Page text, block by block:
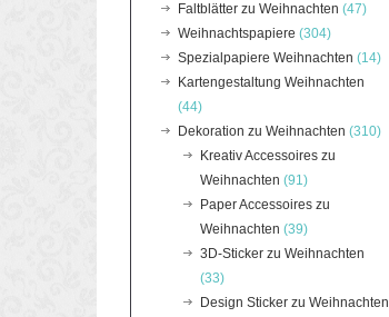
Faltblätter zu Weihnachten (47)
Weihnachtspapiere (304)
Spezialpapiere Weihnachten (14)
Kartengestaltung Weihnachten
(44)
Dekoration zu Weihnachten (310)
Kreativ Accessoires zu
Weihnachten (91)
Paper Accessoires zu
Weihnachten (39)
3D-Sticker zu Weihnachten
(33)
Design Sticker zu Weihnachten